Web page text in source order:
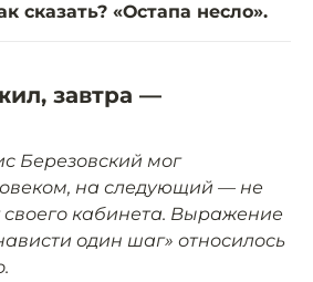
сказать? «Остапа несло».
завтра —
Березовский мог
на следующий — не
своего кабинета. Выражение
один шаг» относилось